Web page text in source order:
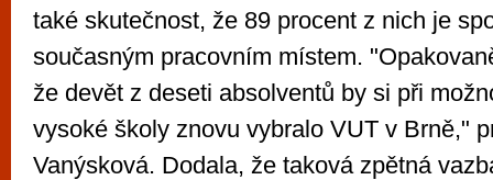
také skutečnost, že 89 procent z nich je
současným pracovním místem.
že devět z deseti absolventů by si při
vysoké školy znovu vybralo VUT v Brně,"
Vanýsková. Dodala, že taková zpětná